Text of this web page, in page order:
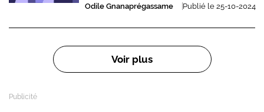
Odile Gnanaprégassame Publié le 25-10-2024
Pagination
Voir plus